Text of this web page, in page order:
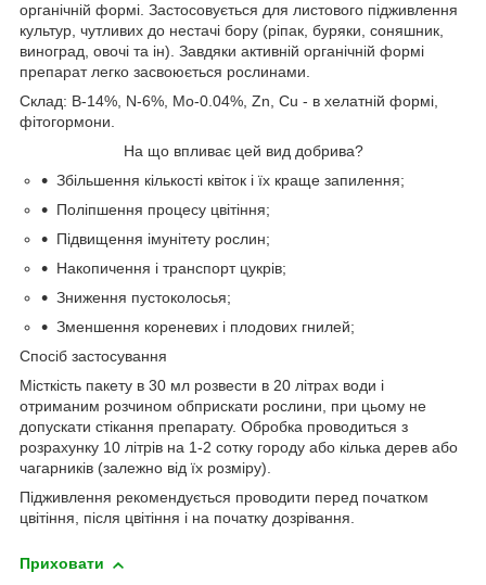
органічній формі. Застосовується для листового підживлення
культур, чутливих до нестачі бору (ріпак, буряки, соняшник,
виноград, овочі та ін). Завдяки активній органічній формі
препарат легко засвоюється рослинами.
Склад: B-14%, N-6%, Mo-0.04%, Zn, Cu - в хелатній формі,
фітогормони.
На що впливає цей вид добрива?
Збільшення кількості квіток і їх краще запилення;
Поліпшення процесу цвітіння;
Підвищення імунітету рослин;
Накопичення і транспорт цукрів;
Зниження пустоколосья;
Зменшення кореневих і плодових гнилей;
Спосіб застосування
Місткість пакету в 30 мл розвести в 20 літрах води і
отриманим розчином обприскати рослини, при цьому не
допускати стікання препарату. Обробка проводиться з
розрахунку 10 літрів на 1-2 сотку городу або кілька дерев або
чагарників (залежно від їх розміру).
Підживлення рекомендується проводити перед початком
цвітіння, після цвітіння і на початку дозрівання.
Приховати